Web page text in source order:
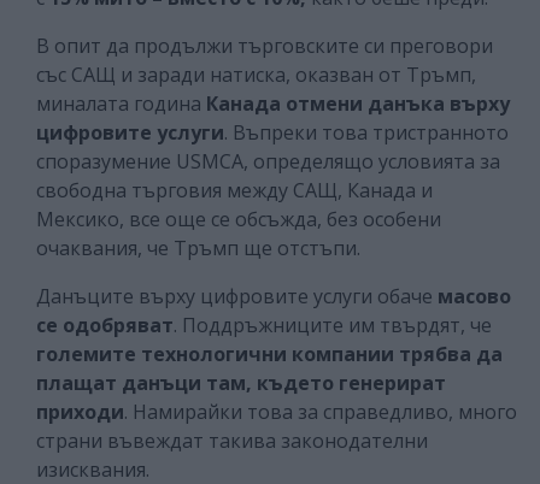
В опит да продължи търговските си преговори
със САЩ и заради натиска, оказван от Тръмп,
миналата година Канада отмени данъка върху
цифровите услуги. Въпреки това тристранното
споразумение USMCA, определящо условията за
свободна търговия между САЩ, Канада и
Мексико, все още се обсъжда, без особени
очаквания, че Тръмп ще отстъпи.
Данъците върху цифровите услуги обаче масово
се одобряват. Поддръжниците им твърдят, че
големите технологични компании трябва да
плащат данъци там, където генерират
приходи. Намирайки това за справедливо, много
страни въвеждат такива законодателни
изисквания.